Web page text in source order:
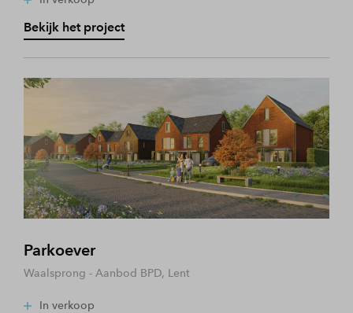
Bekijk het project
Parkoever
Waalsprong - Aanbod BPD, Lent
In verkoop